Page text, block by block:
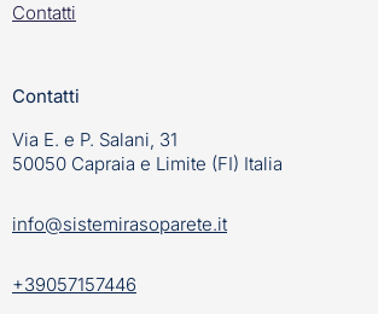
Contatti
Contatti
Via E. e P. Salani, 31
50050 Capraia e Limite (FI) Italia
info@sistemirasoparete.it
+39057157446